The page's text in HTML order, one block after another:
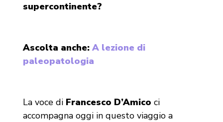
supercontinente?
Ascolta anche: A lezione di
paleopatologia
La voce di Francesco D’Amico ci
accompagna oggi in questo viaggio a